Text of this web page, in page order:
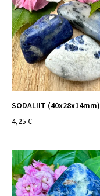
SODALIIT (40x28x14mm)
4,25 €